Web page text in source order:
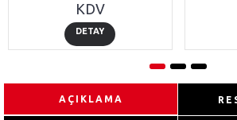
KDV
DETAY
AÇIKLAMA